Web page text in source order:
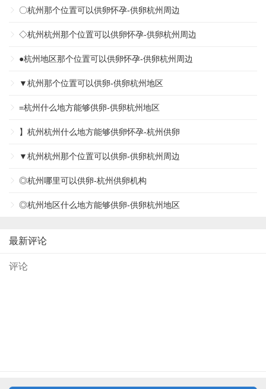
〇杭州那个位置可以供卵怀孕-供卵杭州周边
◇杭州杭州那个位置可以供卵怀孕-供卵杭州周边
●杭州地区那个位置可以供卵怀孕-供卵杭州周边
▼杭州那个位置可以供卵-供卵杭州地区
=杭州什么地方能够供卵-供卵杭州地区
】杭州杭州什么地方能够供卵怀孕-杭州供卵
▼杭州杭州那个位置可以供卵-供卵杭州周边
◎杭州哪里可以供卵-杭州供卵机构
◎杭州地区什么地方能够供卵-供卵杭州地区
最新评论